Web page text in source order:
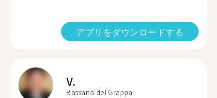
アプリをダウンロードする
V.
Bassano del Grappa